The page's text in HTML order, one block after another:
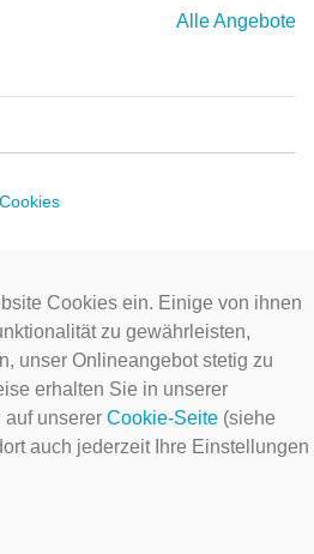
Alle Angebote
Cookies
Cookies ein. Einige von ihnen
zu gewährleisten,
unser Onlineangebot stetig zu
erhalten Sie in unserer
auf unserer Cookie-Seite (siehe
auch jederzeit Ihre Einstellungen